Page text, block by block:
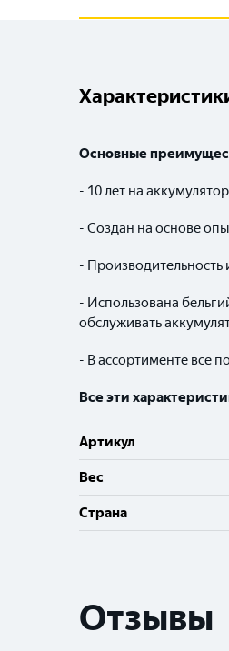
Основные
- 10 лет на
- Создан на основе
- Производительность
- Использована
обслуживать
- В ассортименте все
Все эти
Артикул
Вес
Cтрана
Отзывы